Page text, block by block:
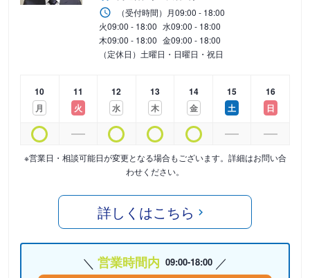
（受付時間） 月09:00 - 18:00
火09:00 - 18:00 水09:00 - 18:00
木09:00 - 18:00 金09:00 - 18:00
（定休日）土曜日・日曜日・祝日
10
月
11
火
12
水
13
木
14
金
15
土
16
日
※営業日・相談可能日が変更となる場合もございます。詳細はお問い合
わせください。
詳しくはこちら
営業時間内 09:00-18:00